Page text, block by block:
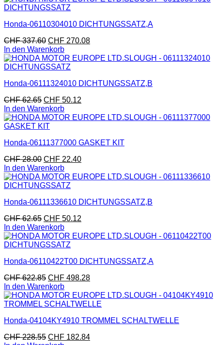
Honda-06110304010 DICHTUNGSSATZ,A
CHF337.60 CHF 270.08
In den Warenkorb
Honda-06111324010 DICHTUNGSSATZ,B
CHF62.65 CHF 50.12
In den Warenkorb
Honda-06111377000 GASKET KIT
CHF28.00 CHF 22.40
In den Warenkorb
Honda-06111336610 DICHTUNGSSATZ,B
CHF62.65 CHF 50.12
In den Warenkorb
Honda-06110422T00 DICHTUNGSSATZ,A
CHF622.85 CHF 498.28
In den Warenkorb
Honda-04104KY4910 TROMMEL SCHALTWELLE
CHF228.55 CHF 182.84